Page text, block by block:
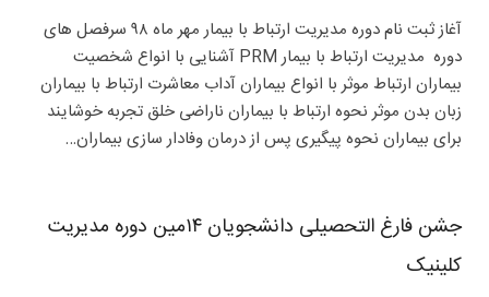
آغاز ثبت نام دوره مدیریت ارتباط با بیمار مهر ماه ۹۸ سرفصل های
دوره مدیریت ارتباط با بیمار PRM آشنایی با انواع شخصیت
بیماران ارتباط موثر با انواع بیماران آداب معاشرت ارتباط با بیماران
زبان بدن موثر نحوه ارتباط با بیماران ناراضی خلق تجربه خوشایند
برای بیماران نحوه پیگیری پس از درمان وفادار سازی بیماران…
جشن فارغ التحصیلی دانشجویان ۱۴مین دوره مدیریت
کلینیک